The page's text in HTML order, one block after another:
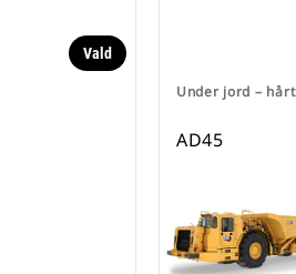
Vald
Under jord –
AD45